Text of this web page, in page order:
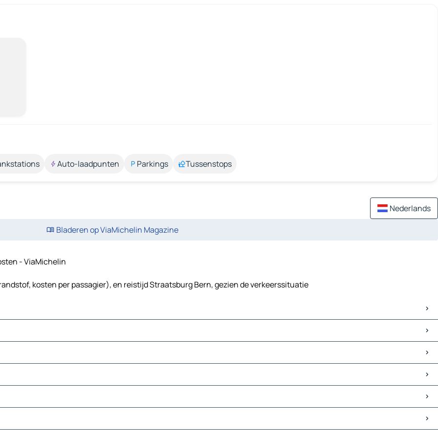
Auto-laadpunten Parkings Tussenstops
Nederlands
Bladeren op ViaMichelin Magazine
- ViaMichelin
kosten per passagier), en reistijd Straatsburg Bern, gezien de verkeerssituatie